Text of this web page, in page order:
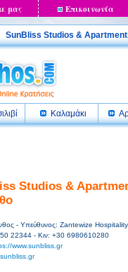
μας Επικοινωνία
SunBliss Studios &
Καλαμάκι
Studios &
- Υπεύθυνος: Zantewize Hospitality
22344 - Κιν: +30 6980610280
www.sunbliss.gr